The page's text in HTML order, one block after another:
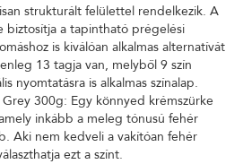
strukturált felülettel rendelkezik. A
biztosítja a tapintható prégelési
is kiválóan alkalmas alternatívát
13 tagja van, melyből 9 szín
nyomtatásra is alkalmas színalap.
300g: Egy könnyed krémszürke
inkább a meleg tónusú fehér
Aki nem kedveli a vakítóan fehér
ezt a színt.